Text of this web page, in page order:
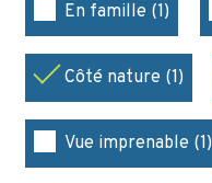
En famille (1)
Côté nature (1)
Vue imprenable (1)